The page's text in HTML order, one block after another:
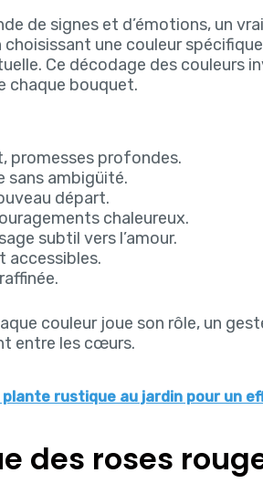
de signes et d’émotions, un
une couleur
Ce décodage des couleurs
chaque bouquet.
promesses profondes.
sans ambigüité.
départ.
chaleureux.
subtil vers l’amour.
accessibles.
couleur joue son rôle, un
entre les cœurs.
rustique au jardin pour un
des roses